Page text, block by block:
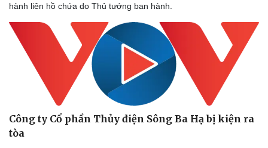
hành liên hồ chứa do Thủ tướng ban hành.
Công ty Cổ phần Thủy điện Sông Ba Hạ bị kiện ra
tòa